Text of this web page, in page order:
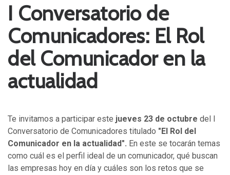
I Conversatorio de
Comunicadores: El Rol
del Comunicador en la
actualidad
Te invitamos a participar este jueves 23 de octubre del I
Conversatorio de Comunicadores titulado "El Rol del
Comunicador en la actualidad". En este se tocarán temas
como cuál es el perfil ideal de un comunicador, qué buscan
las empresas hoy en día y cuáles son los retos que se